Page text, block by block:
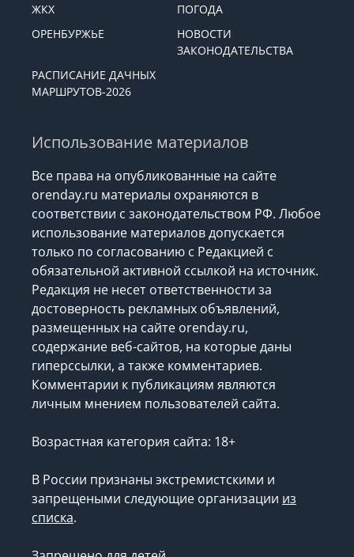
ЖКХ
ПОГОДА
ОРЕНБУРЖЬЕ
НОВОСТИ
ЗАКОНОДАТЕЛЬСТВА
РАСПИСАНИЕ ДАЧНЫХ
МАРШРУТОВ-2026
Использование материалов
Все права на опубликованные на сайте
orenday.ru материалы охраняются в
соответствии с законодательством РФ. Любое
использование материалов допускается
только по согласованию с Редакцией с
обязательной активной ссылкой на источник.
Редакция не несет ответственности за
достоверность рекламных объявлений,
размещенных на сайте orenday.ru,
содержание веб-сайтов, на которые даны
гиперссылки, а также комментариев.
Комментарии к публикациям являются
личным мнением пользователей сайта.
Возрастная категория сайта: 18+
В России признаны экстремистскими и
запрещеными следующие организации из
списка.